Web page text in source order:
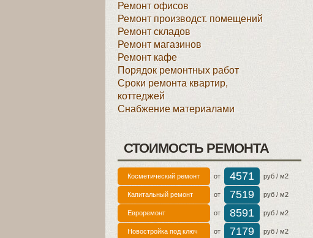
Ремонт офисов
Ремонт производст. помещений
Ремонт складов
Ремонт магазинов
Ремонт кафе
Порядок ремонтных работ
Сроки ремонта квартир,
коттеджей
Снабжение материалами
СТОИМОСТЬ РЕМОНТА
Косметический ремонт от 4571 руб / м2
Капитальный ремонт от 7519 руб / м2
Евроремонт от 8591 руб / м2
Новостройка под ключ от 7179 руб / м2